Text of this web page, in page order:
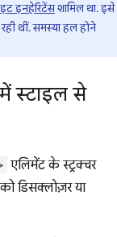
इनहेरिटेंसशामिल था. इसे
थीं. समस्या हल होने
स्टाइल से
एलिमेंट के स्ट्रक्चर
डिसक्लोज़र या